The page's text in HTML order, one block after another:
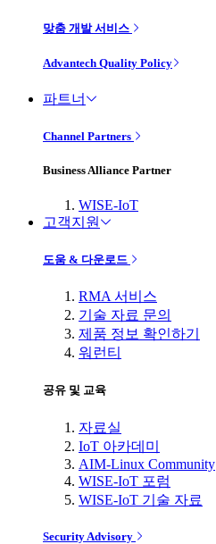
맞춤 개발 서비스
Advantech Quality Policy
파트너
Channel Partners
Business Alliance Partner
WISE-IoT
고객지원
도움 & 다운로드
RMA 서비스
기술 자료 문의
제품 정보 확인하기
워런티
공유 및 교육
자료실
IoT 아카데미
AIM-Linux Community
WISE-IoT 포럼
WISE-IoT 기술 자료
Security Advisory